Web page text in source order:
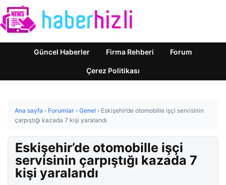
Güncel Haberler Firma Rehberi Forum
Çerez Politikası
Ana sayfa › Forumlar › Genel › Eskişehir’de otomobille işçi servisinin
çarpıştığı kazada 7 kişi yaralandı
Eskişehir’de otomobille işçi
servisinin çarpıştığı kazada 7
kişi yaralandı